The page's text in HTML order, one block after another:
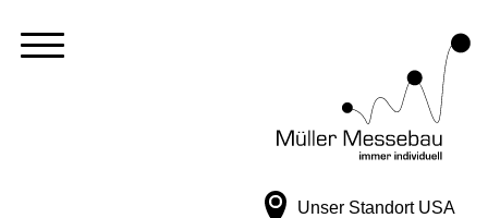
Unser Standort USA